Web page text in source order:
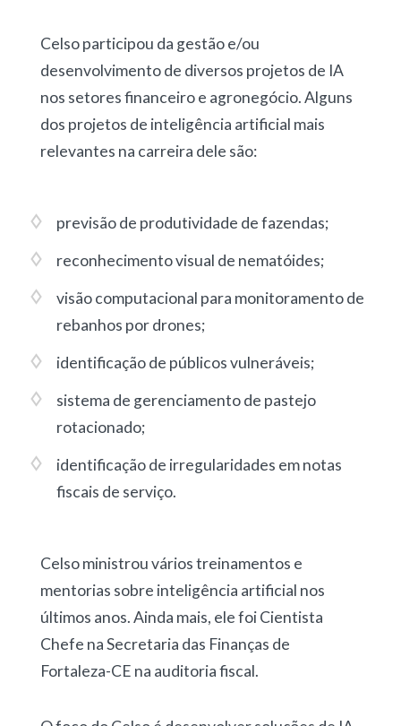
Celso participou da gestão e/ou
desenvolvimento de diversos projetos de IA
nos setores financeiro e agronegócio. Alguns
dos projetos de inteligência artificial mais
relevantes na carreira dele são:
previsão de produtividade de fazendas;
reconhecimento visual de nematóides;
visão computacional para monitoramento de
rebanhos por drones;
identificação de públicos vulneráveis;
sistema de gerenciamento de pastejo
rotacionado;
identificação de irregularidades em notas
fiscais de serviço.
Celso ministrou vários treinamentos e
mentorias sobre inteligência artificial nos
últimos anos. Ainda mais, ele foi Cientista
Chefe na Secretaria das Finanças de
Fortaleza-CE na auditoria fiscal.